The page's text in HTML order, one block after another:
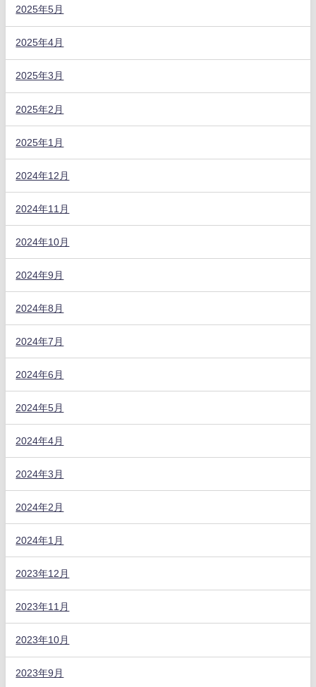
2025年5月
2025年4月
2025年3月
2025年2月
2025年1月
2024年12月
2024年11月
2024年10月
2024年9月
2024年8月
2024年7月
2024年6月
2024年5月
2024年4月
2024年3月
2024年2月
2024年1月
2023年12月
2023年11月
2023年10月
2023年9月